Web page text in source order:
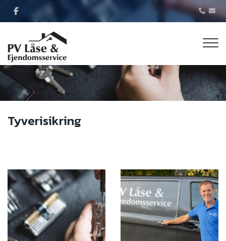
Tyverisikring